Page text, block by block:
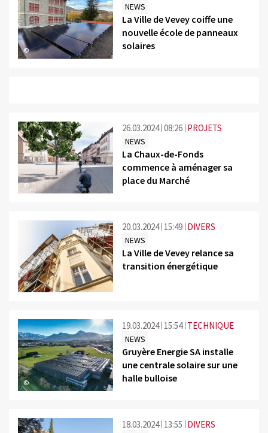
©
NEWS
La Ville de Vevey coiffe une
nouvelle école de panneaux
solaires
©
26.03.2024 08:26 PROJETS
NEWS
La Chaux-de-Fonds
commence à aménager sa
place du Marché
©
20.03.2024 15:49 DIVERS
NEWS
La Ville de Vevey relance sa
transition énergétique
©
19.03.2024 15:54 TECHNIQUE
NEWS
Gruyère Energie SA installe
une centrale solaire sur une
halle bulloise
18.03.2024 13:55 DIVERS